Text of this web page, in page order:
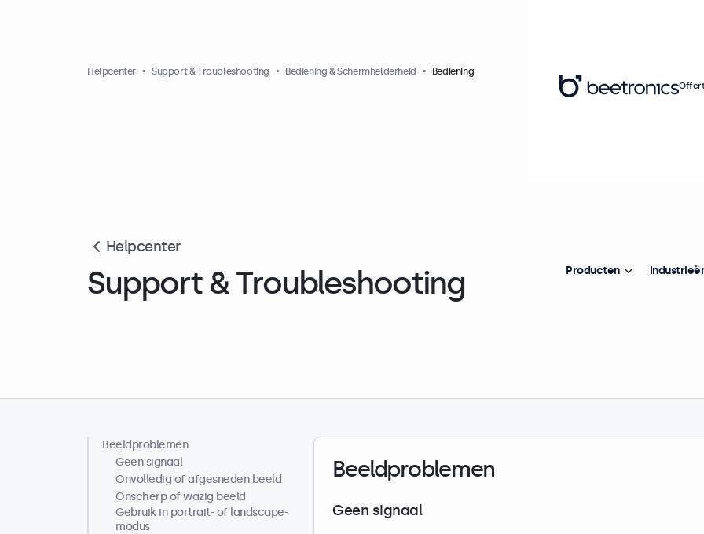
Helpcenter Support & Troubleshooting Bediening & Schermhelderheid Bediening
Helpcenter
Support & Troubleshooting
Helpcenter
Beeldproblemen
Geen signaal
Onvolledig of afgesneden beeld
Onscherp of wazig beeld
Gebruik in portrait- of landscape-
modus
Beeldproblemen
Geen signaal
Producten